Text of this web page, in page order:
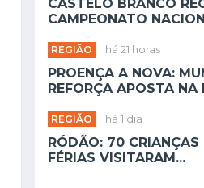
CASTELO BRANCO
CAMPEONATO
REGIÃO há 21 horas
PROENÇA A NOVA:
REFORÇA APOSTA NA
REGIÃO há 1 dia
RÓDÃO: 70
FÉRIAS VISITARAM...